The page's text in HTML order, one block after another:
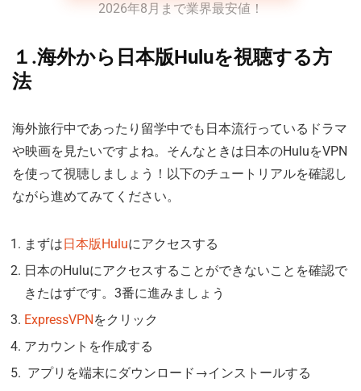
2026年8月まで業界最安値！
１.海外から日本版Huluを視聴する方
法
海外旅行中であったり留学中でも日本流行っているドラマ
や映画を見たいですよね。そんなときは日本のHuluをVPN
を使って視聴しましょう！以下のチュートリアルを確認し
ながら進めてみてください。
まずは 日本版Huluにアクセスする
日本のHuluにアクセスすることができないことを確認で
きたはずです。3番に進みましょう
ExpressVPN をクリック
アカウントを作成する
アプリを端末にダウンロード→インストールする